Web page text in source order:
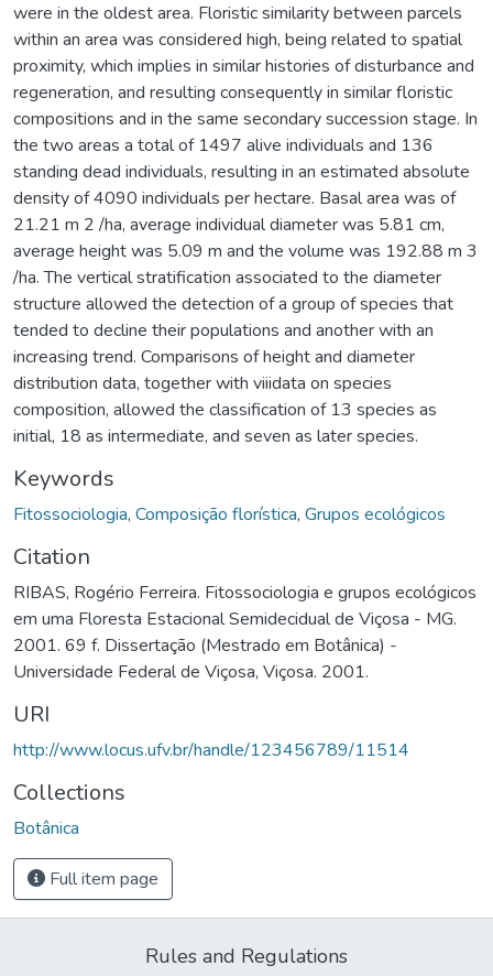
were in the oldest area. Floristic similarity between parcels
within an area was considered high, being related to spatial
proximity, which implies in similar histories of disturbance and
regeneration, and resulting consequently in similar floristic
compositions and in the same secondary succession stage. In
the two areas a total of 1497 alive individuals and 136
standing dead individuals, resulting in an estimated absolute
density of 4090 individuals per hectare. Basal area was of
21.21 m 2 /ha, average individual diameter was 5.81 cm,
average height was 5.09 m and the volume was 192.88 m 3
/ha. The vertical stratification associated to the diameter
structure allowed the detection of a group of species that
tended to decline their populations and another with an
increasing trend. Comparisons of height and diameter
distribution data, together with viiidata on species
composition, allowed the classification of 13 species as
initial, 18 as intermediate, and seven as later species.
Keywords
Fitossociologia, Composição florística, Grupos ecológicos
Citation
RIBAS, Rogério Ferreira. Fitossociologia e grupos ecológicos
em uma Floresta Estacional Semidecidual de Viçosa - MG.
2001. 69 f. Dissertação (Mestrado em Botânica) -
Universidade Federal de Viçosa, Viçosa. 2001.
URI
http://www.locus.ufv.br/handle/123456789/11514
Collections
Botânica
Full item page
Rules and Regulations